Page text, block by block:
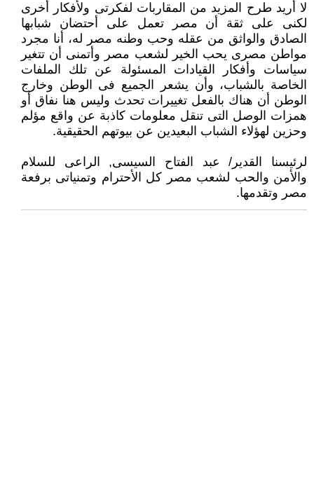
لا أريد طرح المزيد من المقاربات لفكرتى ولأفكار أخرى
لكنى على ثقة أن مصر تعمل على أحتضان شبابها
الصادق والواثق من ‏عقله وحب وطنه مصر له، أنا مجرد
مواطن مصرى يحب الخير لشعب مصر وأتمنى أن تتغير
سياسات وأفكار القيادات المسئولة ‏عن تلك الملفات
الخاصة بالشباب، وأن يشعر الجميع فى الوطن وخارج
الوطن أن هناك بالفعل تغييرات تحدث وليس هنا نفاق أو
‏همزات الوصل التى تنقل معلومات كاذبة عن واقع مؤلم
وحزين لهؤلاء الشباب البعيدين عن بيوتهم الحقيقية.‏
لرئيسنا القدير/ عبد الفتاح السيسى, الراعى للسلام
والأمن والحب لشعب مصر كل الأحترام وتمنياتى برفعة
مصر وتقدمها.‏